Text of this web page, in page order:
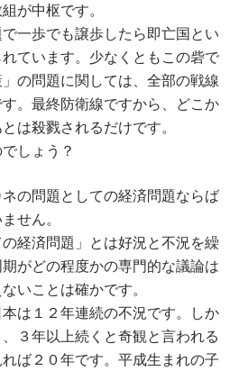
が中枢です。
一歩でも譲歩したら即亡国とい
ています。少なくともこの砦で
の問題に関しては、全部の戦線
。最終防衛線ですから、どこか
は殺戮されるだけです。
しょう？
の問題としての経済問題ならば
せん。
の経済問題」とは好況と不況を繰
がどの程度かの専門的な議論は
いことは確かです。
は１２年連続の不況です。しか
３年以上続くと奇観と言われる
ば２０年です。平成生まれの子